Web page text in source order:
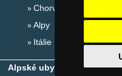
Chorvatsko
Alpy
Itálie
Alpské ubytování, alpské